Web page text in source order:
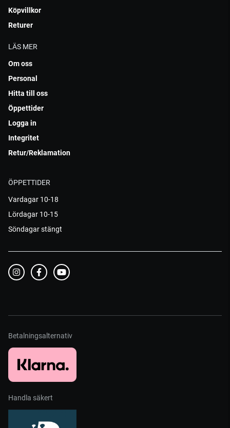
Köpvillkor
Returer
LÄS MER
Om oss
Personal
Hitta till oss
Öppettider
Logga in
Integritet
Retur/Reklamation
ÖPPETTIDER
Vardagar 10-18
Lördagar 10-15
Söndagar stängt
Betalningsalternativ
Handla säkert